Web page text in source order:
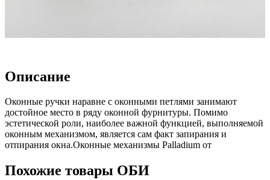
Описание
Оконные ручки наравне с оконными петлями занимают
достойное место в ряду оконной фурнитуры. Помимо
эстетической роли, наиболее важной функцией, выполняемой
оконным механизмом, является сам факт запирания и
отпирания окна.Оконные механизмы Palladium от
Похожие товары ОБИ